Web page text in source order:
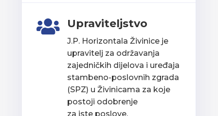
 Upraviteljstvo
J.P. Horizontala Živinice je
upravitelj za održavanja
zajedničkih dijelova i uređaja
stambeno-poslovnih zgrada
(SPZ) u Živinicama za koje
postoji odobrenje
za iste poslove.